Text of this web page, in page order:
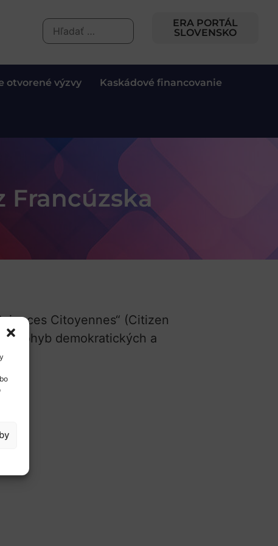
ERA PORTÁL
SLOVENSKO
otvorené výzvy Kaskádové financovanie
Francúzska
Citoyennes“ (Citizen
pohyb demokratických a